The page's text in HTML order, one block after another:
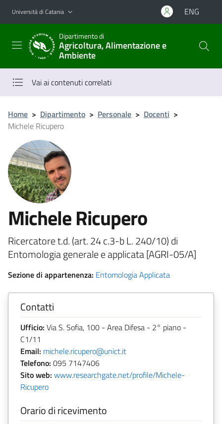
Vai al contenuto principale
Vai al menu di navigazione
Università di Catania ENG
Dipartimento di
Agricoltura, Alimentazione e
Ambiente
Vai ai contenuti correlati
Home > Dipartimento > Personale > Docenti >
Michele Ricupero
Michele Ricupero
Ricercatore t.d. (art. 24 c.3-b L. 240/10) di
Entomologia generale e applicata [AGRI-05/A]
Sezione di appartenenza: Entomologia Applicata
Contatti
Ufficio: Via S. Sofia, 100 - Area Difesa - 2° piano -
C1/11
Email: michele.ricupero@unict.it
Telefono: 095 7147406
Sito web: www.researchgate.net/profile/Michele-
Ricupero
Orario di ricevimento